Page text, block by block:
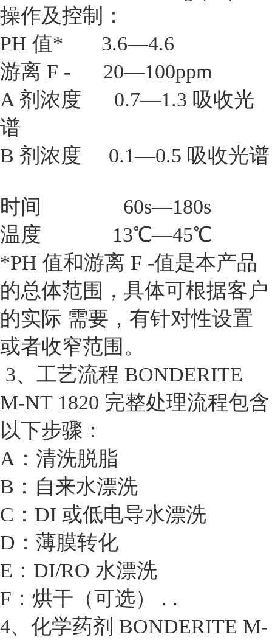
操作及控制：
PH 值* 3.6—4.6
游离 F - 20—100ppm
A 剂浓度 0.7—1.3 吸收光
谱
B 剂浓度 0.1—0.5 吸收光谱
时间 60s—180s
温度 13℃—45℃
*PH 值和游离 F -值是本产品
的总体范围，具体可根据客户
的实际 需要，有针对性设置
或者收窄范围。
3、工艺流程 BONDERITE
M-NT 1820 完整处理流程包含
以下步骤：
A：清洗脱脂
B：自来水漂洗
C：DI 或低电导水漂洗
D：薄膜转化
E：DI/RO 水漂洗
F：烘干（可选） . .
4、化学药剂 BONDERITE M-